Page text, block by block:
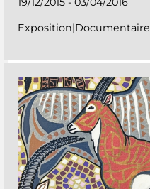
Exposition|Documentaire